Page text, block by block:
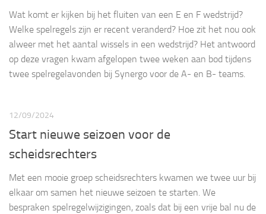
Wat komt er kijken bij het fluiten van een E en F wedstrijd?
Welke spelregels zijn er recent veranderd? Hoe zit het nou ook
alweer met het aantal wissels in een wedstrijd? Het antwoord
op deze vragen kwam afgelopen twee weken aan bod tijdens
twee spelregelavonden bij Synergo voor de A- en B- teams.
12/09/2024
Start nieuwe seizoen voor de
scheidsrechters
Met een mooie groep scheidsrechters kwamen we twee uur bij
elkaar om samen het nieuwe seizoen te starten. We
bespraken spelregelwijzigingen, zoals dat bij een vrije bal nu de